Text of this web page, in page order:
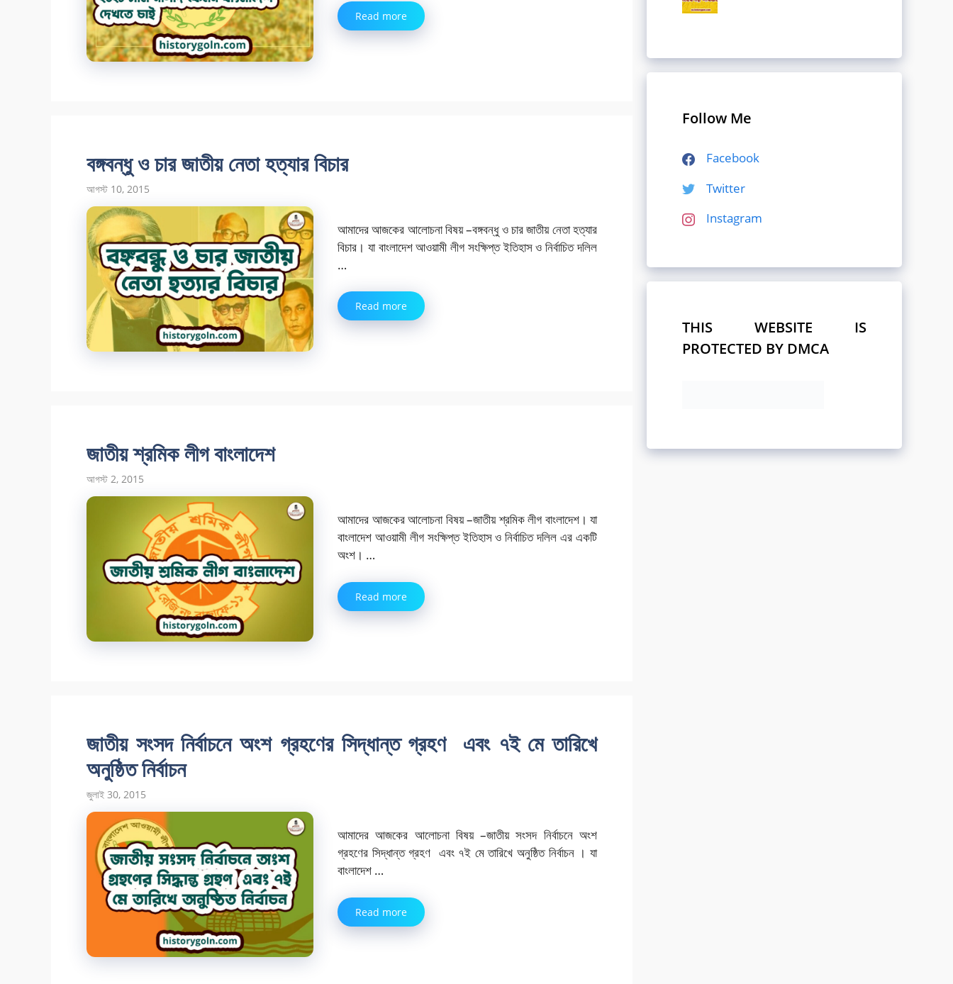
Read more
বঙ্গবন্ধু ও চার জাতীয় নেতা হত্যার বিচার
আগস্ট 10, 2015
আমাদের আজকের আলোচনা বিষয় –বঙ্গবন্ধু ও চার জাতীয় নেতা হত্যার
বিচার। যা বাংলাদেশ আওয়ামী লীগ সংক্ষিপ্ত ইতিহাস ও নির্বাচিত দলিল
…
Read more
জাতীয় শ্রমিক লীগ বাংলাদেশ
আগস্ট 2, 2015
আমাদের আজকের আলোচনা বিষয় –জাতীয় শ্রমিক লীগ বাংলাদেশ। যা
বাংলাদেশ আওয়ামী লীগ সংক্ষিপ্ত ইতিহাস ও নির্বাচিত দলিল এর একটি
অংশ। …
Read more
জাতীয় সংসদ নির্বাচনে অংশ গ্রহণের সিদ্ধান্ত গ্রহণ এবং ৭ই মে তারিখে
অনুষ্ঠিত নির্বাচন
জুলাই 30, 2015
আমাদের আজকের আলোচনা বিষয় –জাতীয় সংসদ নির্বাচনে অংশ
গ্রহণের সিদ্ধান্ত গ্রহণ এবং ৭ই মে তারিখে অনুষ্ঠিত নির্বাচন । যা
বাংলাদেশ …
Read more
Follow Me
Facebook
Twitter
Instagram
THIS WEBSITE IS
PROTECTED BY DMCA